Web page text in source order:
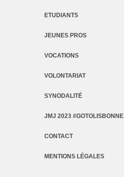
ETUDIANTS
JEUNES PROS
VOCATIONS
VOLONTARIAT
SYNODALITÉ
JMJ 2023 #GOTOLISBONNE
CONTACT
MENTIONS LÉGALES